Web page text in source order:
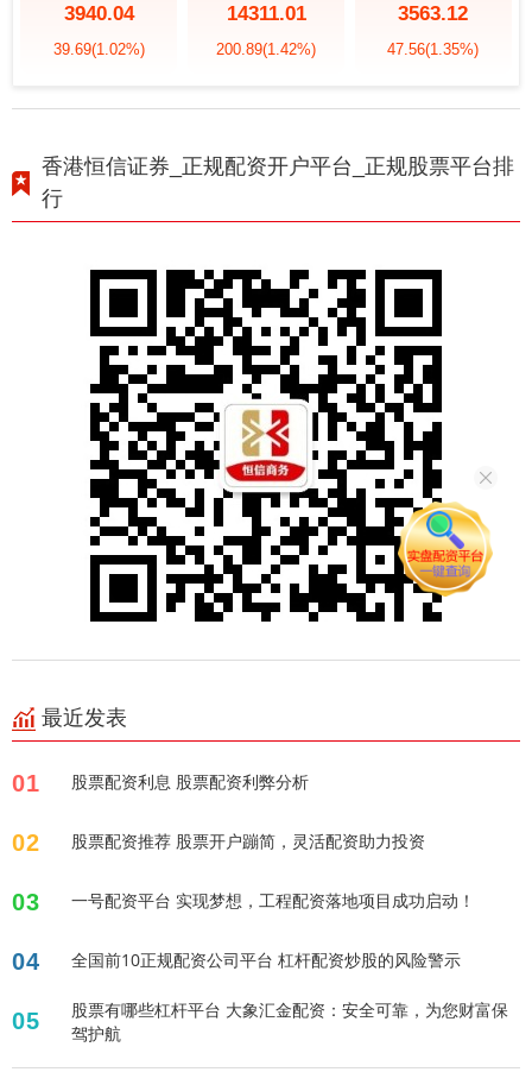
3940.04
39.69(1.02%)
14311.01
200.89(1.42%)
3563.12
47.56(1.35%)
香港恒信证券_正规配资开户平台_正规股票平台排
行
最近发表
01 股票配资利息 股票配资利弊分析
02 股票配资推荐 股票开户蹦简，灵活配资助力投资
03 一号配资平台 实现梦想，工程配资落地项目成功启动！
04 全国前10正规配资公司平台 杠杆配资炒股的风险警示
05
股票有哪些杠杆平台 大象汇金配资：安全可靠，为您财富保
驾护航